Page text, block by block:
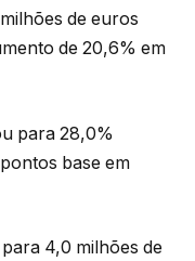
de euros
de 20,6% em
para 28,0%
base em
4,0 milhões de